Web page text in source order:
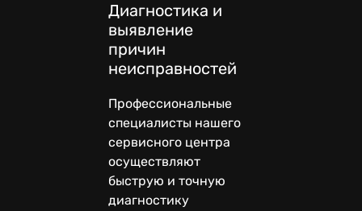
Диагностика и
выявление
причин
неисправностей
Профессиональные
специалисты нашего
сервисного центра
осуществляют
быструю и точную
диагностику